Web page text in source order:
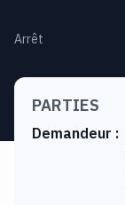
Arrêt
PARTIES
Demandeur :